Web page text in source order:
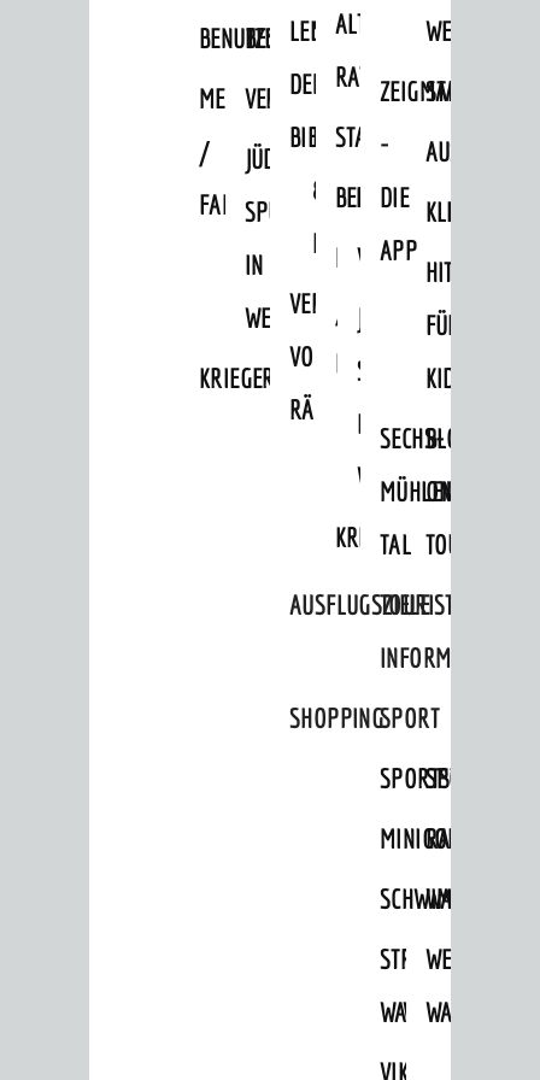
BENUTZUNG
MELDEKARTEI
/
FAMILIENFORSCHUNG
BESTANDSÜBERSICHT
VERÖFFENTLICHUNGEN
JÜDISCHE
SPUREN
IN
WEINHEIM
KRIEGERDENKMAL
LEIHVERKEHR
DER
BIBLIOTHEK
SERVICE
FÜR
LEHRER/INNEN
&
ERZIEHER/INNEN
VERMIETUNG
VON
RÄUMEN
ALTEN
RATHAUS
STADTARCHIV
BENUTZUNG
MELDEKARTEI
/
FAMILIENFORSCHUNG
JÜDISCHE
SPUREN
IN
WEINHEIM
KRIEGERDENKMAL
WEG
ZEIGMAL
-
DIE
APP
STADTTEILE
HITS
FÜR
KIDS
SECHS-
MÜHLEN-
TAL
BLOGGER
ON
TOUR
AUSFLUGSZIELE
TOURIST
INFORMATION
SHOPPINGSPORT
SPORTSTÄTTEN
MINIGOLFRADFAHREN
SCHWIMMEN
STRANDBAD
WAIDSEE
TSG
VIKTOR-
WANDERN
WEINHEIMER
Ortschaften
Daten / Zahlen / Fakten
Kinderbetreuung
Volkshochschule
Kultureinrichtungen